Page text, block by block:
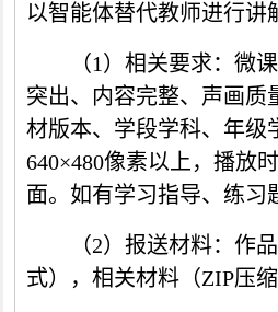
以智能体替代教师进行讲
（1）相关要求：微
突出、内容完整、声画质
材版本、学段学科、年级
640×480像素以上，播放
面。如有学习指导、练习
（2）报送材料：作
式），相关材料（ZIP压